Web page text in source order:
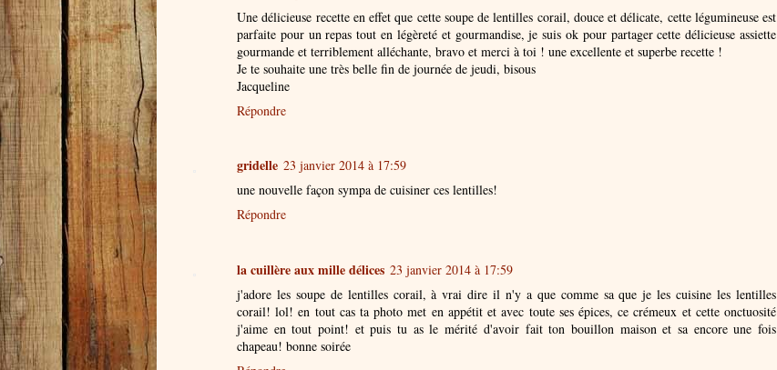
Une délicieuse recette en effet que cette soupe de lentilles corail, douce et délicate, cette légumineuse est
parfaite pour un repas tout en légèreté et gourmandise, je suis ok pour partager cette délicieuse assiette
gourmande et terriblement alléchante, bravo et merci à toi ! une excellente et superbe recette !
Je te souhaite une très belle fin de journée de jeudi, bisous
Jacqueline
Répondre
gridelle 23 janvier 2014 à 17:59
une nouvelle façon sympa de cuisiner ces lentilles!
Répondre
la cuillère aux mille délices 23 janvier 2014 à 17:59
j'adore les soupe de lentilles corail, à vrai dire il n'y a que comme sa que je les cuisine les lentilles
corail! lol! en tout cas ta photo met en appétit et avec toute ses épices, ce crémeux et cette onctuosité
j'aime en tout point! et puis tu as le mérité d'avoir fait ton bouillon maison et sa encore une fois
chapeau! bonne soirée